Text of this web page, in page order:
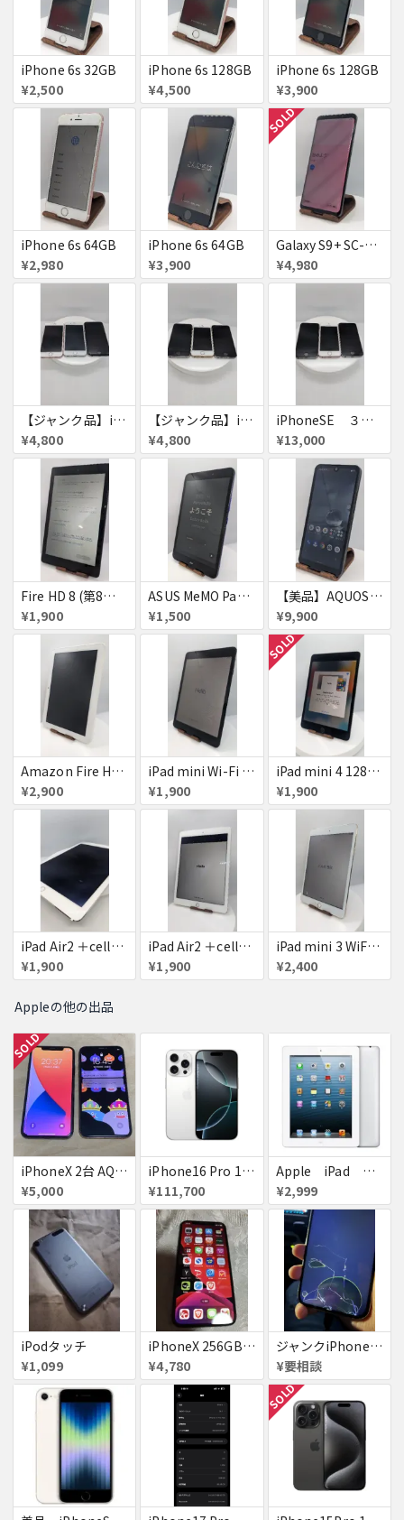
iPhone 6s 32GB
¥2,500
iPhone 6s 128GB
¥4,500
iPhone 6s 128GB
¥3,900
iPhone 6s 64GB
¥2,980
iPhone 6s 64GB
¥3,900
SOLD
Galaxy S9+ SC-03K
¥4,980
【ジャンク品】iPhone6s ３台セット
¥4,800
【ジャンク品】iPhoneSE ３台セット
¥4,800
iPhoneSE ３台セット
¥13,000
Fire HD 8 (第8世代)
¥1,900
ASUS MeMO Pad 8 AST21 au
¥1,500
【美品】AQUOS wish A103SH
¥9,900
Amazon Fire HD 8 タブレット
¥2,900
iPad mini Wi-Fi + Cellular 64GB
¥1,900
SOLD
iPad mini 4 128GB
¥1,900
iPad Air2 ＋cellular 16GB
¥1,900
iPad Air2 ＋cellular 16GB
¥1,900
iPad mini 3 WiFi+Cellular 16GB
¥2,400
Appleの他の出品
SOLD
iPhoneX 2台 AQUOSsense5g ジャンク品
¥5,000
iPhone16 Pro 128GB ホワイトチタニウム docomo 送料無料
¥111,700
Apple iPad ミニ
¥2,999
iPodタッチ
¥1,099
iPhoneX 256GB ▲softbank ジャンク スペースグレイ A1902 送料無料
¥4,780
ジャンクiPhone13ProMax 128GB ドコモ
¥要相談
SOLD